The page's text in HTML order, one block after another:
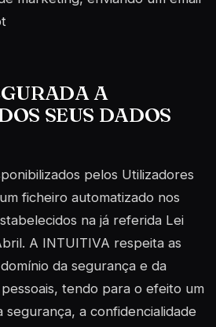
A
SEUS DADOS
pelos Utilizadores
ficheiro automatizado nos
na já referida Lei
A INTUITIVA respeita as
da segurança e da
tendo para o efeito um
segurança, a confidencialidade